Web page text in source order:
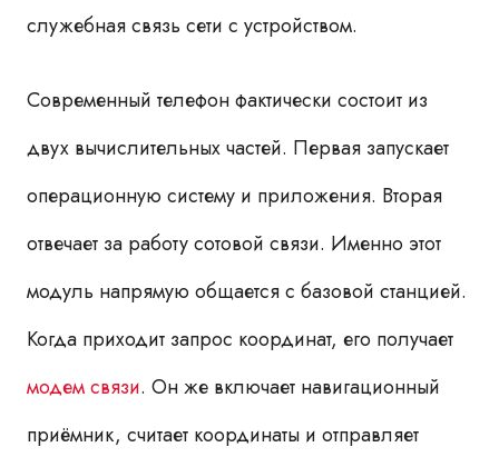
служебная связь сети с устройством.
Современный телефон фактически состоит из
двух вычислительных частей. Первая запускает
операционную систему и приложения. Вторая
отвечает за работу сотовой связи. Именно этот
модуль напрямую общается с базовой станцией.
Когда приходит запрос координат, его получает
модем связи. Он же включает навигационный
приёмник, считает координаты и отправляет